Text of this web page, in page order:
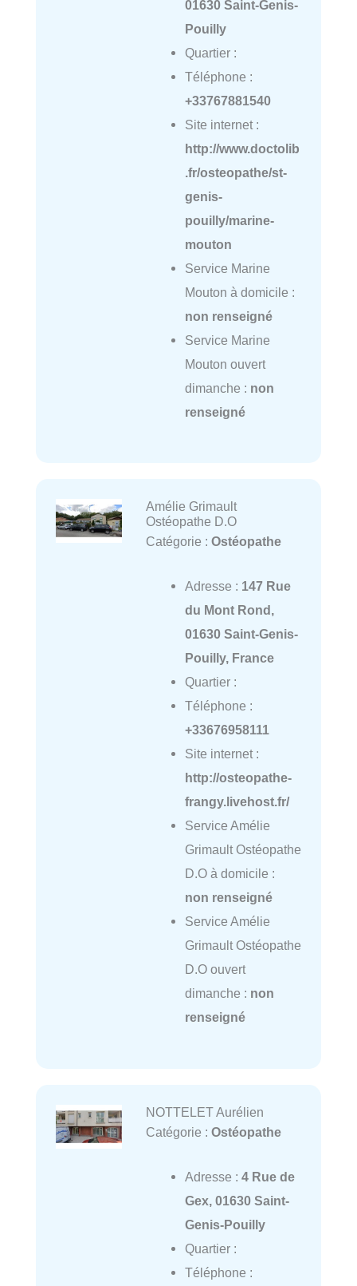
01630 Saint-Genis-
Pouilly
Quartier :
Téléphone :
+33767881540
Site internet :
http://www.doctolib
.fr/osteopathe/st-
genis-
pouilly/marine-
mouton
Service Marine
Mouton à domicile :
non renseigné
Service Marine
Mouton ouvert
dimanche : non
renseigné
Amélie Grimault
Ostéopathe D.O
Catégorie : Ostéopathe
Adresse : 147 Rue
du Mont Rond,
01630 Saint-Genis-
Pouilly, France
Quartier :
Téléphone :
+33676958111
Site internet :
http://osteopathe-
frangy.livehost.fr/
Service Amélie
Grimault Ostéopathe
D.O à domicile :
non renseigné
Service Amélie
Grimault Ostéopathe
D.O ouvert
dimanche : non
renseigné
NOTTELET Aurélien
Catégorie : Ostéopathe
Adresse : 4 Rue de
Gex, 01630 Saint-
Genis-Pouilly
Quartier :
Téléphone :